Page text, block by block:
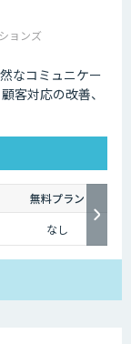
ョンズ
なコミュニケー
客対応の改善、
無料プラン
なし